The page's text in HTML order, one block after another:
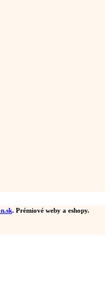
. Prémiové weby a eshopy.